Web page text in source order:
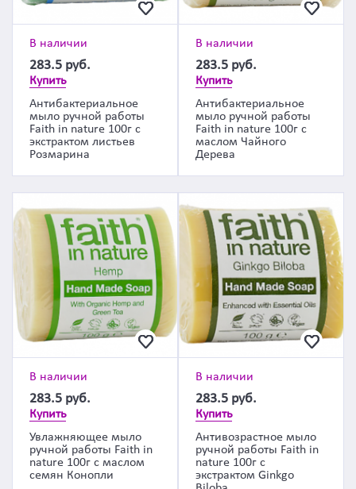
В наличии
283.5 руб.
Купить
Антибактериальное
мыло ручной работы
Faith in nature 100г с
экстрактом листьев
Розмарина
В наличии
283.5 руб.
Купить
Антибактериальное
мыло ручной работы
Faith in nature 100г с
маслом Чайного
Дерева
В наличии
283.5 руб.
Купить
Увлажняющее мыло
ручной работы Faith in
nature 100г с маслом
семян Конопли
В наличии
283.5 руб.
Купить
Антивозрастное мыло
ручной работы Faith in
nature 100г с
экстрактом Ginkgo